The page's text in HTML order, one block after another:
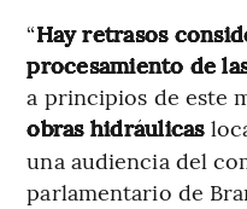
“Hay retrasos
procesamiento de
a principios de este
obras hidráulicas
una audiencia del
parlamentario de